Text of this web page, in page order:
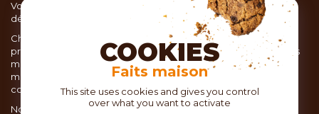
Vous recherchez du matériel de cuisine pour concocter de
délicieux plats ou des pâtisseries dignes d’un grand chef ?
Chez TOC, boutique d’ustensiles de cuisine, nous vous
proposons une large sélection de produits issus des meilleures
marques de matériel de cuisine: Ustensiles de pâtisserie,
matériel de cuisson, service de table, ustensiles de cuisine,
coutellerie, set picnic.
Nous vous réservons un accueil chaleureux au sein de nos 21
COOKIES
Faits maison
This site uses cookies and gives you control
over what you want to activate